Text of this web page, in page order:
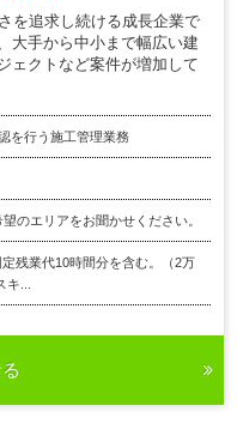
を追求し続ける成長企業で
大手から中小まで幅広い建
ェクトなど案件が増加して
を行う施工管理業務
のエリアをお聞かせください。
残業代10時間分を含む。（2万
キ...